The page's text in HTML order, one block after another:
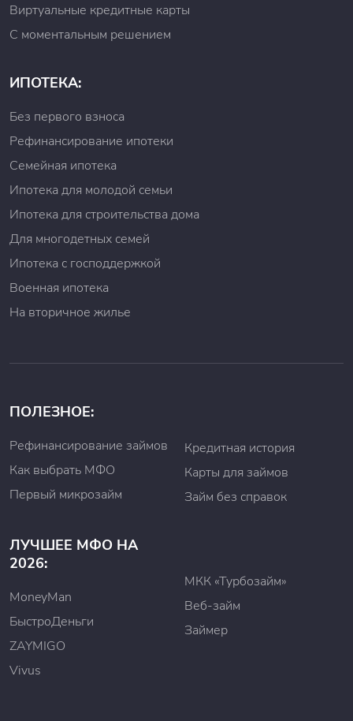
Виртуальные кредитные карты
С моментальным решением
ИПОТЕКА:
Без первого взноса
Рефинансирование ипотеки
Семейная ипотека
Ипотека для молодой семьи
Ипотека для строительства дома
Для многодетных семей
Ипотека с господдержкой
Военная ипотека
На вторичное жилье
ПОЛЕЗНОЕ:
Рефинансирование займов
Как выбрать МФО
Первый микрозайм
Кредитная история
Карты для займов
Займ без справок
ЛУЧШЕЕ МФО НА
2026:
MoneyMan
БыстроДеньги
ZAYMIGO
Vivus
МКК «Турбозайм»
Веб-займ
Займер